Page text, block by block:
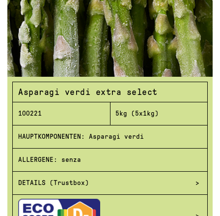
Asparagi verdi extra select
100221 5kg (5x1kg)
HAUPTKOMPONENTEN: Asparagi verdi
ALLERGENE: senza
DETAILS (Trustbox)